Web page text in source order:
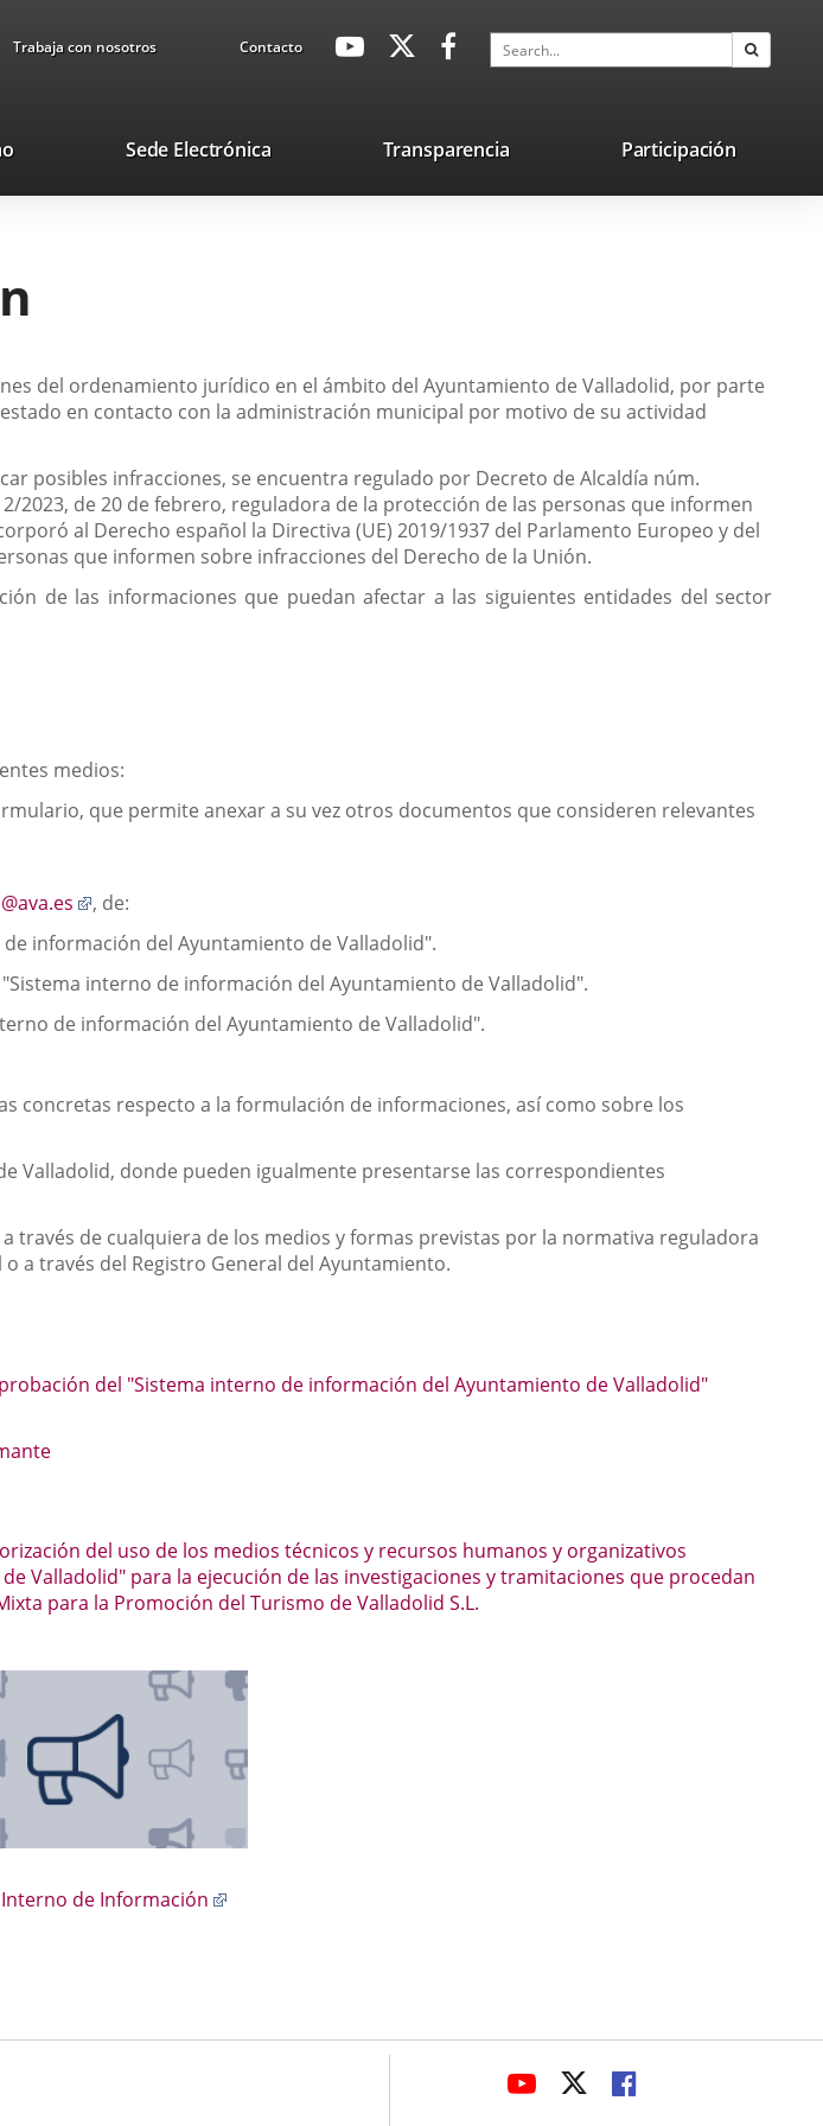
Trabaja con nosotros ContactoavaHeaderSocial
Link
Link
application.
application.
Search
This
will
pop-
Sede ElectrónicaLink
external
Transparencia Participación
del ordenamiento jurídico en el ámbito del Ayuntamiento de Valladolid, por parte
en contacto con la administración municipal por motivo de su actividad
posibles infracciones, se encuentra regulado por Decreto de Alcaldía núm.
2023, de 20 de febrero, reguladora de la protección de las personas que informen
al Derecho español la Directiva (UE) 2019/1937 del Parlamento Europeo y del
que informen sobre infracciones del Derecho de la Unión.
de las informaciones que puedan afectar a las siguientes entidades del sector
medios:
que permite anexar a su vez otros documentos que consideren relevantes
Enlace
una
aplicación
, de:
información del Ayuntamiento de Valladolid".
interno de información del Ayuntamiento de Valladolid".
de información del Ayuntamiento de Valladolid".
concretas respecto a la formulación de informaciones, así como sobre los
Valladolid, donde pueden igualmente presentarse las correspondientes
través de cualquiera de los medios y formas previstas por la normativa reguladora
a través del Registro General del Ayuntamiento.
del "Sistema interno de información del Ayuntamiento de Valladolid"
del uso de los medios técnicos y recursos humanos y organizativos
Valladolid" para la ejecución de las investigaciones y tramitaciones que procedan
para la Promoción del Turismo de Valladolid S.L.
Interno de Información
Enlace
LINK
LINKLINK